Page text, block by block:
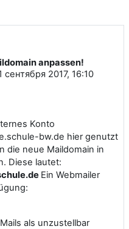
anpassen!
сентября 2017, 16:10
Konto
bw.de hier genutzt
die neue Maildomain in
Diese lautet:
Ein Webmailer
als unzustellbar